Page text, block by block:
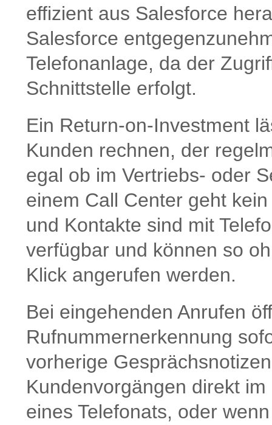
effizient aus Salesforce
Salesforce
Telefonanlage, da der
Schnittstelle erfolgt.
Ein Return-on-Investment
Kunden rechnen, der
egal ob im Vertriebs- oder
einem Call Center geht
und Kontakte sind mit
verfügbar und können so
Klick angerufen werden.
Bei eingehenden Anrufen
Rufnummernerkennung
vorherige
Kundenvorgängen direkt
eines Telefonats, oder